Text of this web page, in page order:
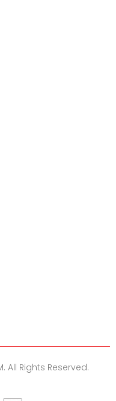
All Rights Reserved.